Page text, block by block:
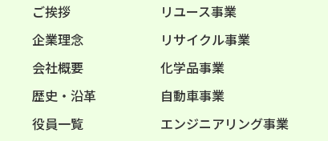
ご挨拶
企業理念
会社概要
歴史・沿革
役員一覧
リユース事業
リサイクル事業
化学品事業
自動車事業
エンジニアリング事業